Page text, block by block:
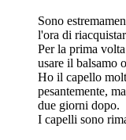
Sono
l'ora di
Per la prima
usare il balsamo
Ho il capello
pesantemente,
due giorni dopo.
I capelli sono